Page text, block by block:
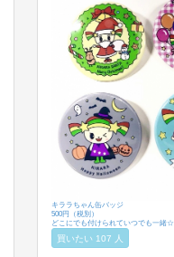
キララちゃん缶バッジ
500円（税別）
どこにでも付けられていつでも一緒☆
買いたい 107 人